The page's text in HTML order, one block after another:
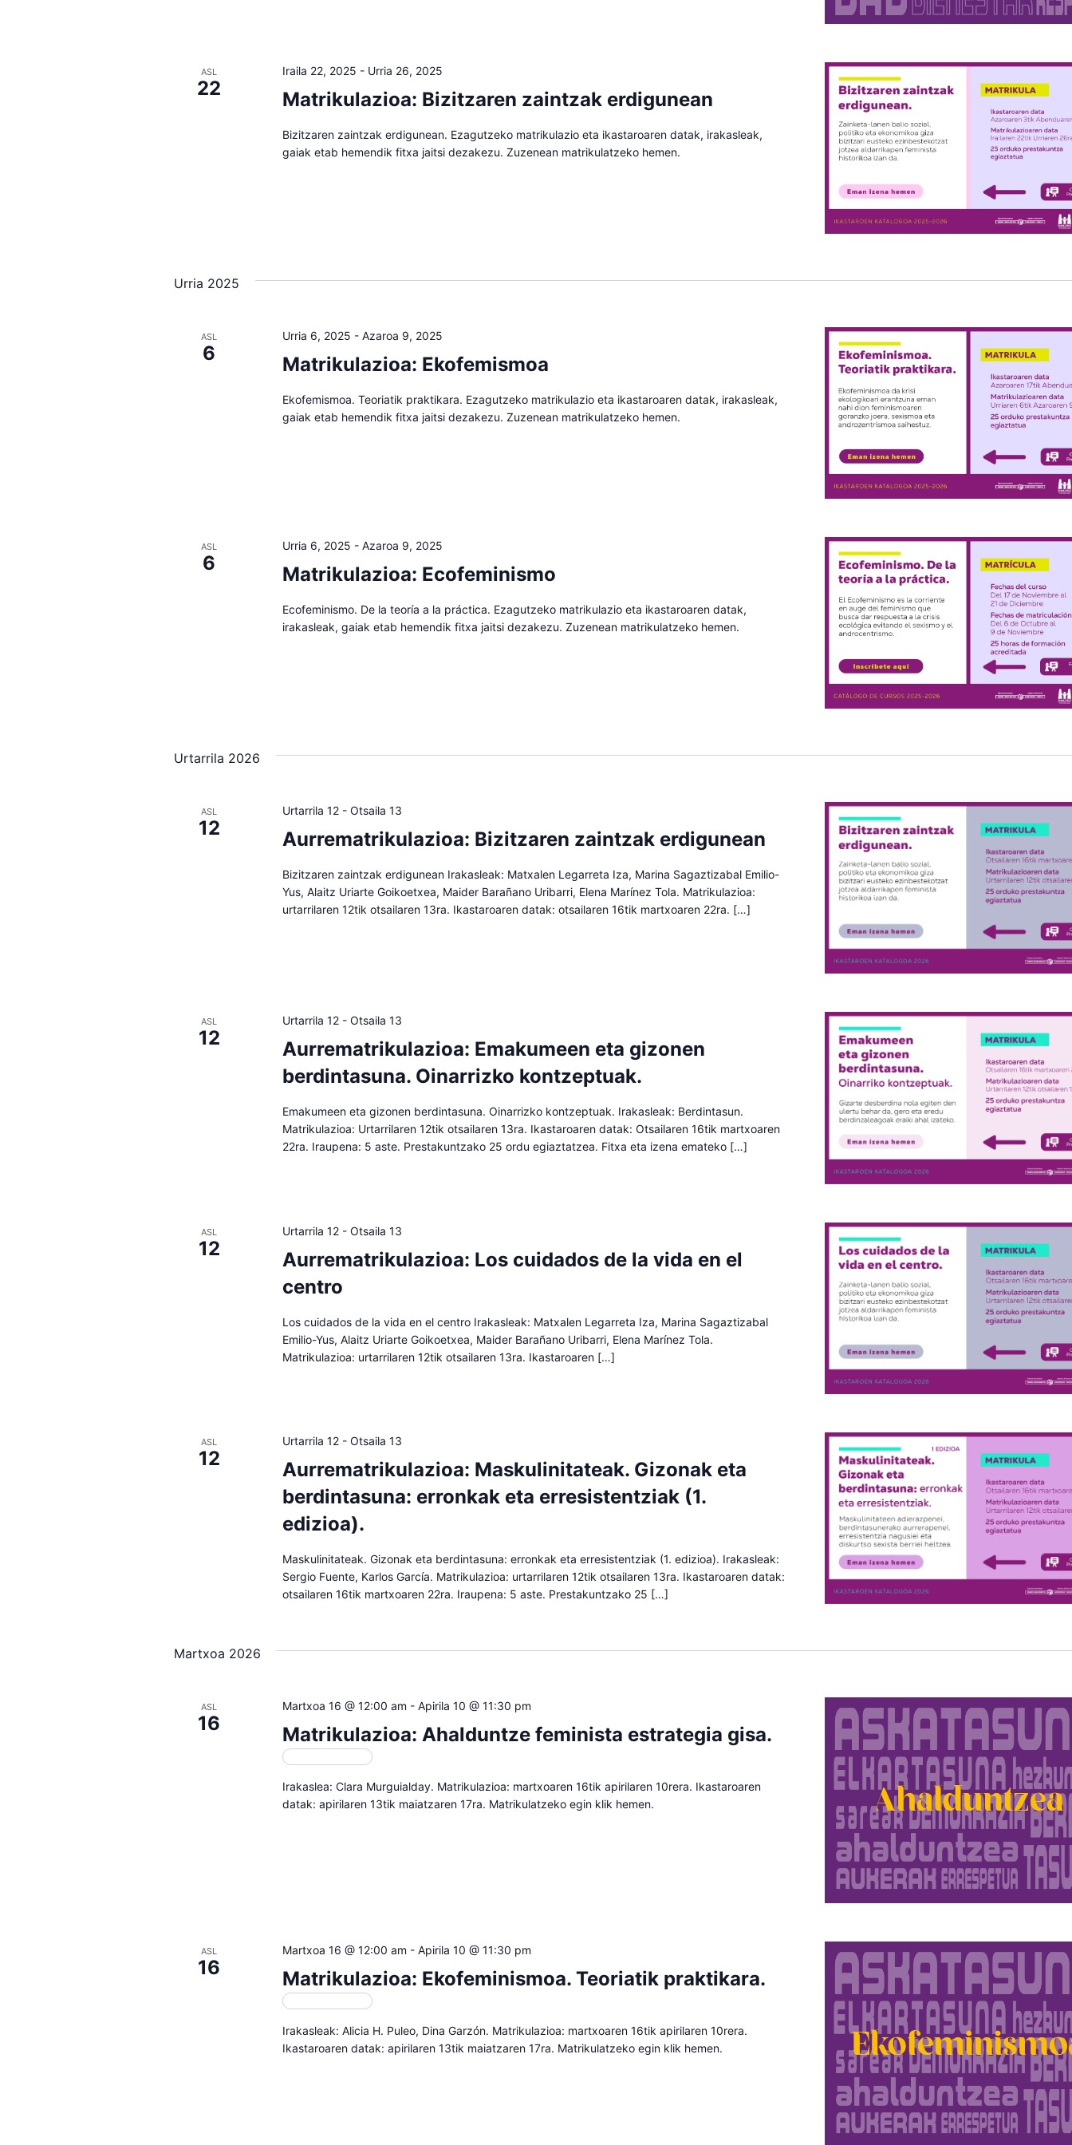
ASL
22 Matrikulazioa: Bizitzaren zaintzak erdigunean
Iraila 22, 2025 - Urria 26, 2025
Bizitzaren zaintzak erdigunean. Ezagutzeko matrikulazio eta ikastaroaren datak, irakasleak,
gaiak etab hemendik fitxa jaitsi dezakezu. Zuzenean matrikulatzeko hemen.
Urria 2025
ASL
6 Matrikulazioa: Ekofemismoa
Urria 6, 2025 -Azaroa 9, 2025
Ekofemismoa. Teoriatik praktikara. Ezagutzeko matrikulazio eta ikastaroaren datak, irakasleak,
gaiak etab hemendik fitxa jaitsi dezakezu. Zuzenean matrikulatzeko hemen.
ASL
6 Matrikulazioa: Ecofeminismo
Urria 6, 2025 -Azaroa 9, 2025
Ecofeminismo. De la teoría a la práctica. Ezagutzeko matrikulazio eta ikastaroaren datak,
irakasleak, gaiak etab hemendik fitxa jaitsi dezakezu. Zuzenean matrikulatzeko hemen.
Urtarrila 2026
ASL
12 Aurrematrikulazioa: Bizitzaren zaintzak erdigunean
Urtarrila 12 -Otsaila 13
Bizitzaren zaintzak erdigunean Irakasleak: Matxalen Legarreta Iza, Marina Sagaztizabal Emilio-
Yus, Alaitz Uriarte Goikoetxea, Maider Barañano Uribarri, Elena Marínez Tola. Matrikulazioa:
urtarrilaren 12tik otsailaren 13ra. Ikastaroaren datak: otsailaren 16tik martxoaren 22ra. […]
ASL
12
Aurrematrikulazioa: Emakumeen eta gizonen
berdintasuna. Oinarrizko kontzeptuak.
Urtarrila 12 -Otsaila 13
Emakumeen eta gizonen berdintasuna. Oinarrizko kontzeptuak. Irakasleak: Berdintasun.
Matrikulazioa: Urtarrilaren 12tik otsailaren 13ra. Ikastaroaren datak: Otsailaren 16tik martxoaren
22ra. Iraupena: 5 aste. Prestakuntzako 25 ordu egiaztatzea. Fitxa eta izena emateko […]
ASL
12
Aurrematrikulazioa: Los cuidados de la vida en el
centro
Urtarrila 12 -Otsaila 13
Los cuidados de la vida en el centro Irakasleak: Matxalen Legarreta Iza, Marina Sagaztizabal
Emilio-Yus, Alaitz Uriarte Goikoetxea, Maider Barañano Uribarri, Elena Marínez Tola.
Matrikulazioa: urtarrilaren 12tik otsailaren 13ra. Ikastaroaren […]
ASL
12
Aurrematrikulazioa: Maskulinitateak. Gizonak eta
berdintasuna: erronkak eta erresistentziak (1.
edizioa).
Urtarrila 12 -Otsaila 13
Maskulinitateak. Gizonak eta berdintasuna: erronkak eta erresistentziak (1. edizioa). Irakasleak:
Sergio Fuente, Karlos García. Matrikulazioa: urtarrilaren 12tik otsailaren 13ra. Ikastaroaren datak:
otsailaren 16tik martxoaren 22ra. Iraupena: 5 aste. Prestakuntzako 25 […]
Martxoa 2026
ASL
16 Matrikulazioa: Ahalduntze feminista estrategia gisa.
Martxoa 16 @ 12:00 am -Apirila 10 @ 11:30 pm
Irakaslea: Clara Murguialday. Matrikulazioa: martxoaren 16tik apirilaren 10rera. Ikastaroaren
datak: apirilaren 13tik maiatzaren 17ra. Matrikulatzeko egin klik hemen.
ASL
16 Matrikulazioa: Ekofeminismoa. Teoriatik praktikara.
Martxoa 16 @ 12:00 am -Apirila 10 @ 11:30 pm
Irakasleak: Alicia H. Puleo, Dina Garzón. Matrikulazioa: martxoaren 16tik apirilaren 10rera.
Ikastaroaren datak: apirilaren 13tik maiatzaren 17ra. Matrikulatzeko egin klik hemen.